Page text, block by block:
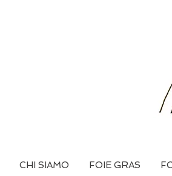
CHI SIAMO FOIE GRAS